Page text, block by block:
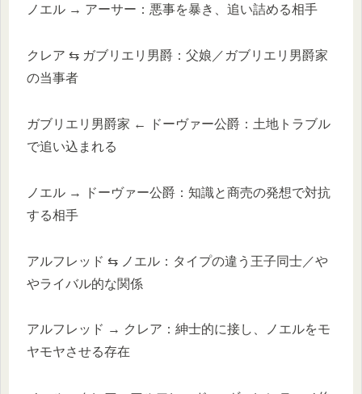
ノエル → アーサー：悪事を暴き、追い詰める相手
クレア ⇆ ガブリエリ男爵：父娘／ガブリエリ男爵家
の当事者
ガブリエリ男爵家 ← ドーヴァー公爵：土地トラブル
で追い込まれる
ノエル → ドーヴァー公爵：知識と商売の発想で対抗
する相手
アルフレッド ⇆ ノエル：タイプの違う王子同士／や
やライバル的な関係
アルフレッド → クレア：紳士的に接し、ノエルをモ
ヤモヤさせる存在